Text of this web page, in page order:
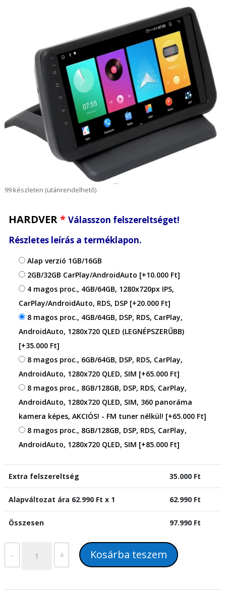
99 készleten (utánrendelhető)
HARDVER* Válasszon felszereltséget!
Részletes leírás a terméklapon.
Alap verzió 1GB/16GB
2GB/32GB CarPlay/AndroidAuto [+10.000 Ft]
4 magos proc., 4GB/64GB, 1280x720px IPS,
CarPlay/AndroidAuto, RDS, DSP [+20.000 Ft]
8 magos proc., 4GB/64GB, DSP, RDS, CarPlay,
AndroidAuto, 1280x720 QLED (LEGNÉPSZERŰBB)
[+35.000 Ft]
8 magos proc., 6GB/64GB, DSP, RDS, CarPlay,
AndroidAuto, 1280x720 QLED, SIM [+65.000 Ft]
8 magos proc., 8GB/128GB, DSP, RDS, CarPlay,
AndroidAuto, 1280x720 QLED, SIM, 360 panoráma
kamera képes, AKCIÓS! - FM tuner nélkül! [+65.000 Ft]
8 magos proc., 8GB/128GB, DSP, RDS, CarPlay,
AndroidAuto, 1280x720 QLED, SIM [+85.000 Ft]
Extra felszereltség 35.000 Ft
Alapváltozat ára 62.990 Ft x 1 62.990 Ft
Összesen 97.990 Ft
-
Note
+ Kosárba teszem